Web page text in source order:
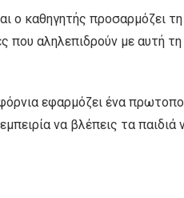
καθηγητής προσαρμόζει
αληλεπιδρούν με αυτή
εφαρμόζει ένα
να βλέπεις τα